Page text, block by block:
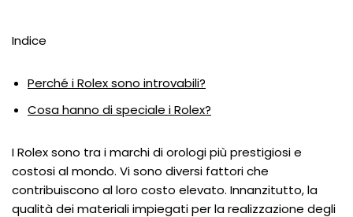
Indice
Perché i Rolex sono introvabili?
Cosa hanno di speciale i Rolex?
I Rolex sono tra i marchi di orologi più prestigiosi e
costosi al mondo. Vi sono diversi fattori che
contribuiscono al loro costo elevato. Innanzitutto, la
qualità dei materiali impiegati per la realizzazione degli